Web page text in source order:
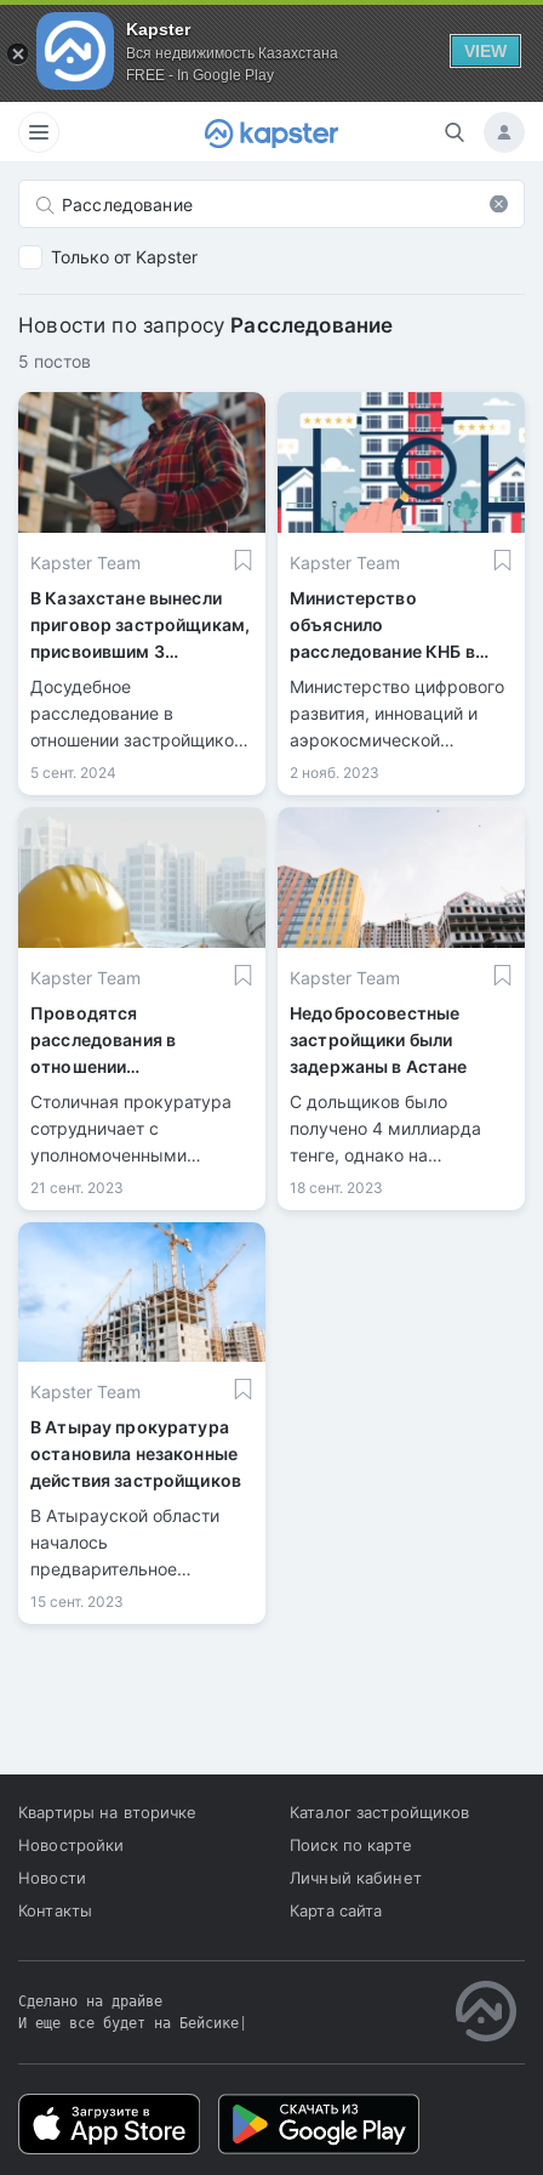
Kapster
Вся недвижимость Казахстана
FREE - In Google Play
VIEW
Только от Kapster
Новости по запросу Расследование
5 постов
Kapster Team
В Казахстане вынесли
приговор застройщикам,
присвоившим 3
миллиарда тенге
Досудебное
расследование в
отношении застройщиков
начато в Актюбинской
области.
5 сент. 2024
Kapster Team
Министерство
объяснило
расследование КНБ в
госкадастре
Министерство цифрового
развития, инноваций и
аэрокосмической
промышленности дало
комментарий по поводу
незаконными
изменениями данных в
государственном
кадастре недвижимости.
2 нояб. 2023
Kapster Team
Проводятся
расследования в
отношении
руководителей 10
Столичная прокуратура
сотрудничает с
уполномоченными
органами в рамках
постоянной работы по
вопросам долевого
строительства.
21 сент. 2023
Kapster Team
Недобросовестные
застройщики были
задержаны в Астане
С дольщиков было
получено 4 миллиарда
тенге, однако на
строительство было
потрачено всего 900
18 сент. 2023
Kapster Team
В Атырау прокуратура
остановила незаконные
действия застройщиков
В Атырауской области
началось
предварительное
расследование в
отношении основателей
15 сент. 2023
Квартиры на вторичке
Новостройки
Новости
Контакты
Каталог застройщиков
Поиск по карте
Личный кабинет
Карта сайта
Сделано на драйве
И еще все будет на Бейсике